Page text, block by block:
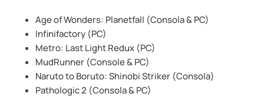
Age of Wonders: Planetfall (Consola & PC)
Infinifactory (PC)
Metro: Last Light Redux (PC)
MudRunner (Console & PC)
Naruto to Boruto: Shinobi Striker (Consola)
Pathologic 2 (Consola & PC)